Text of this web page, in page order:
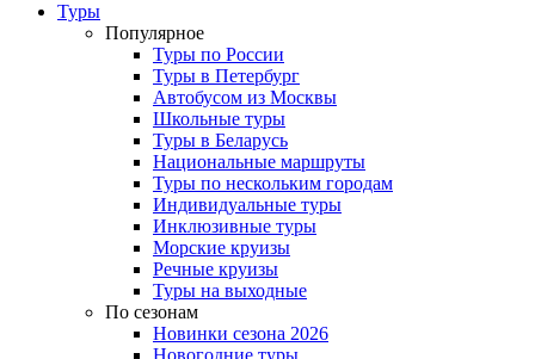
Туры
Популярное
Туры по России
Туры в Петербург
Автобусом из Москвы
Школьные туры
Туры в Беларусь
Национальные маршруты
Туры по нескольким городам
Индивидуальные туры
Инклюзивные туры
Морские круизы
Речные круизы
Туры на выходные
По сезонам
Новинки сезона 2026
Новогодние туры